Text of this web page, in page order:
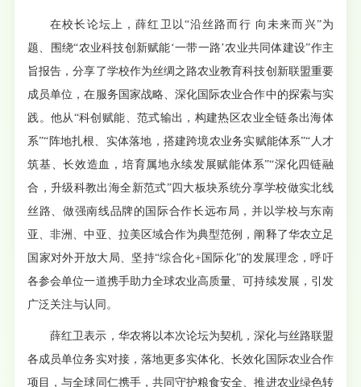
在校长论坛上，薛红卫以“沿丝路而行 向未来而兴”为
题、围绕“农业科技创新赋能‘一带一路’农业共同体建设”作主
旨报告，分享了学校作为丝绸之路农业教育科技创新联盟重要
成员单位，在服务国家战略、深化国际农业合作中的探索与实
践。他从“科创赋能、范式输出，构建热区农业全链条出海体
系”“阵地扎根、实体落地，搭建跨境农业务实赋能体系”“人才
筑基、长效造血，培育属地永续发展赋能体系”“深化四链融
合，升级科教出海全新范式”四大板块系统分享学校做实北线
丝路、做强南线品牌的国际合作长远布局，并以学校与东南
亚、非洲、中亚、拉美区域合作为典型范例，阐释了华农立足
国家对外开放大局、坚持“综合化+国际化”的发展理念，呼吁
各参会单位一道携手助力全球农业高质量、可持续发展，引发
广泛关注与认同。
薛红卫表示，华农将以本次论坛为契机，深化与丝路联盟
各成员单位务实对接，落地更多实体化、长效化国际农业合作
项目，与全球同仁携手，共同守护粮食安全、推进农业绿色转